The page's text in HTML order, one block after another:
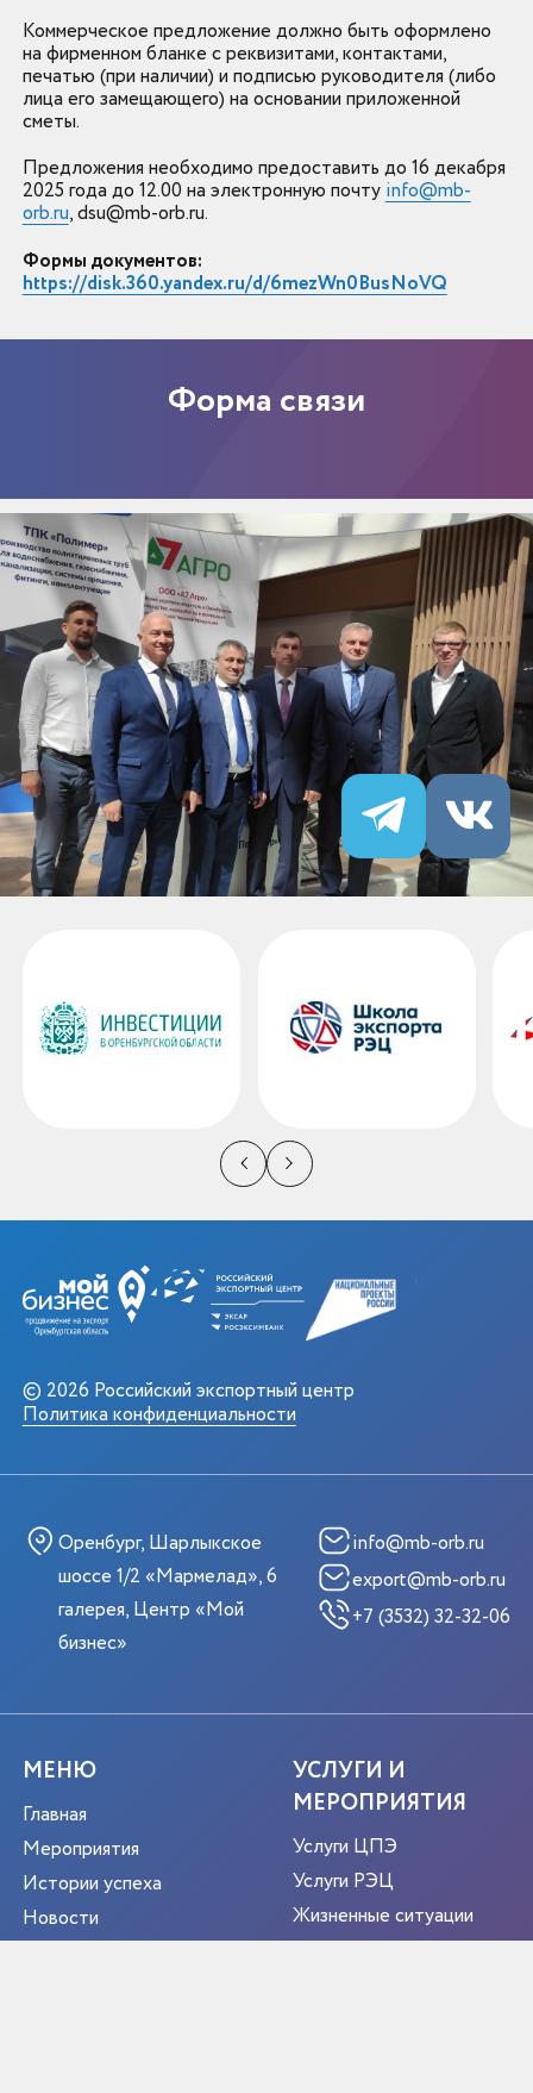
Коммерческое предложение должно быть оформлено
на фирменном бланке с реквизитами, контактами,
печатью (при наличии) и подписью руководителя (либо
лица его замещающего) на основании приложенной
сметы.
Предложения необходимо предоставить до 16 декабря
2025 года до 12.00 ​​​​​​​на электронную почту info@mb-
orb.ru, dsu@mb-orb.ru.
Формы документов:
https://disk.360.yandex.ru/d/6mezWn0BusNoVQ
Форма связи
© 2026 Российский экспортный центр
Политика конфиденциальности
Оренбург, Шарлыкское
шоссе 1/2 «Мармелад», 6
галерея, Центр «Мой
бизнес»
info@mb-orb.ru
export@mb-orb.ru
+7 (3532) 32-32-06
МЕНЮ
Главная
Мероприятия
Истории успеха
Новости
УСЛУГИ И
МЕРОПРИЯТИЯ
Услуги ЦПЭ
Услуги РЭЦ
Жизненные ситуации
Мероприятия